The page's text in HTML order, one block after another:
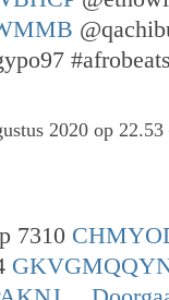
2020 op
7310